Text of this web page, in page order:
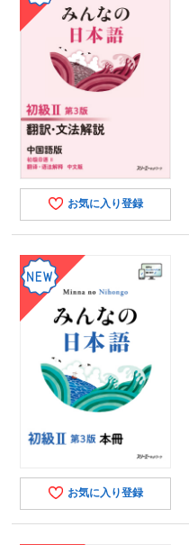
お気に入り登録
お気に入り登録